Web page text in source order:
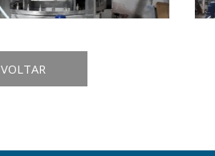
VOLTAR